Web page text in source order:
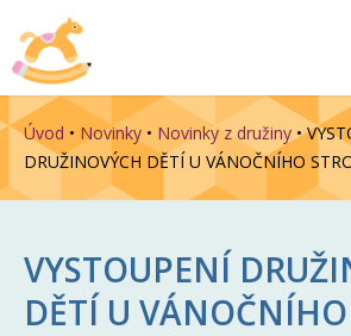
Úvod • Novinky • Novinky z družiny•
DRUŽINOVÝCH DĚTÍ U VÁNOČNÍHO
VYSTOUPENÍ
DĚTÍ U